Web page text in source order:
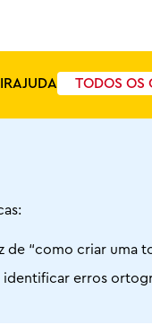
AJUDA TODOS OS
de “como criar uma
erros